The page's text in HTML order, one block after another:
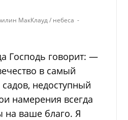
МакКлауд / небеса
Господь говорит: —
в самый
недоступный
намерения всегда
на ваше благо. Я